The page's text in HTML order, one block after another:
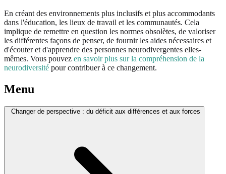
En créant des environnements plus inclusifs et plus accommodants
dans l'éducation, les lieux de travail et les communautés. Cela
implique de remettre en question les normes obsolètes, de valoriser
les différentes façons de penser, de fournir les aides nécessaires et
d'écouter et d'apprendre des personnes neurodivergentes elles-
mêmes. Vous pouvez en savoir plus sur la compréhension de la
neurodiversité pour contribuer à ce changement.
Menu
Changer de perspective : du déficit aux différences et aux forces